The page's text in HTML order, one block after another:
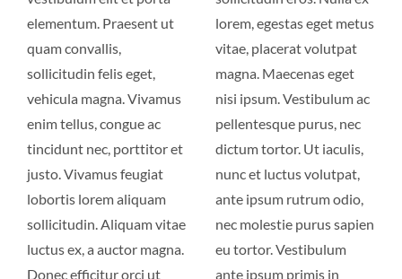
elementum. Praesent ut
quam convallis,
sollicitudin felis eget,
vehicula magna. Vivamus
enim tellus, congue ac
tincidunt nec, porttitor et
justo. Vivamus feugiat
lobortis lorem aliquam
sollicitudin. Aliquam vitae
luctus ex, a auctor magna.
Donec efficitur orci ut
lorem, egestas eget metus
vitae, placerat volutpat
magna. Maecenas eget
nisi ipsum. Vestibulum ac
pellentesque purus, nec
dictum tortor. Ut iaculis,
nunc et luctus volutpat,
ante ipsum rutrum odio,
nec molestie purus sapien
eu tortor. Vestibulum
ante ipsum primis in